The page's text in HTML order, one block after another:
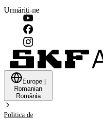
Urmăriți-ne
Europe
Romanian
România
Politica de